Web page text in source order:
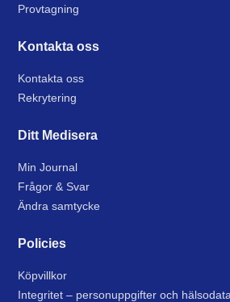
Provtagning
Kontakta oss
Kontakta oss
Rekrytering
Ditt Medisera
Min Journal
Frågor & Svar
Ändra samtycke
Policies
Köpvillkor
Integritet – personuppgifter och hälsodata